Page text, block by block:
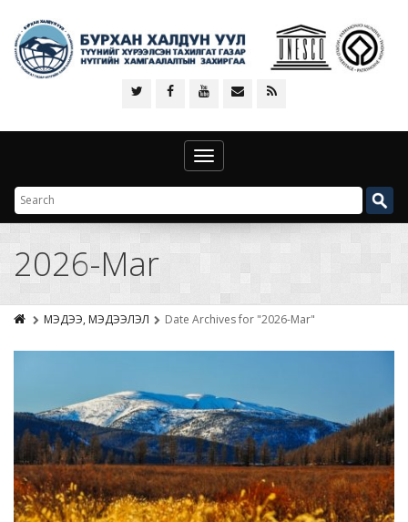
Toggle
navigation
2026-Mar
МЭДЭЭ, МЭДЭЭЛЭЛ Date Archives for "2026-Mar"